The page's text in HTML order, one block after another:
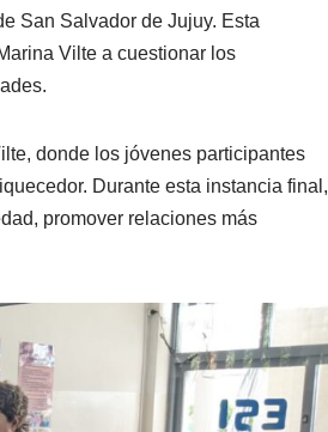
San Salvador de Jujuy. Esta
Vilte a cuestionar los
donde los jóvenes participantes
Durante esta instancia final,
promover relaciones más